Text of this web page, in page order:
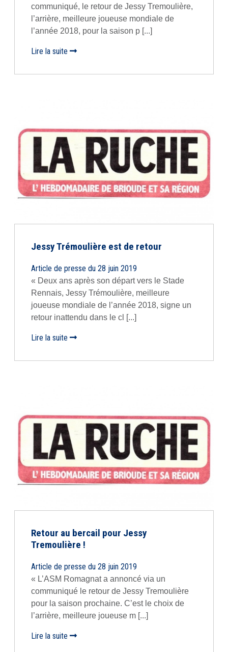
communiqué, le retour de Jessy Tremoulière,
l’arrière, meilleure joueuse mondiale de
l’année 2018, pour la saison p [...]
Lire la suite
Jessy Trémoulière est de retour
Article de presse du 28 juin 2019
« Deux ans après son départ vers le Stade
Rennais, Jessy Trémoulière, meilleure
joueuse mondiale de l’année 2018, signe un
retour inattendu dans le cl [...]
Lire la suite
Retour au bercail pour Jessy
Tremoulière !
Article de presse du 28 juin 2019
« L’ASM Romagnat a annoncé via un
communiqué le retour de Jessy Tremoulière
pour la saison prochaine. C’est le choix de
l’arrière, meilleure joueuse m [...]
Lire la suite